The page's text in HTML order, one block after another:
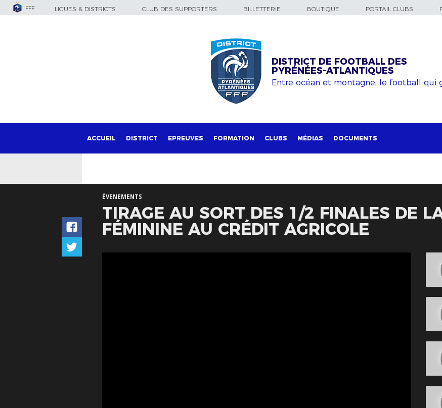
FFF LIGUES & DISTRICTS CLUB DES SUPPORTERS BILLETTERIE BOUTIQUE PORTAIL CLUBS
DISTRICT DE FOOTBALL DES
PYRÉNÉES-ATLANTIQUES
Entre océan et montagne, le football qui
ACCUEIL DISTRICT EPREUVES FORMATION CLUBS MÉDIAS DOCUMENTS
ÉVENEMENTS
TIRAGE AU SORT DES 1/2 FINALES DE
FÉMININE AU CRÉDIT AGRICOLE